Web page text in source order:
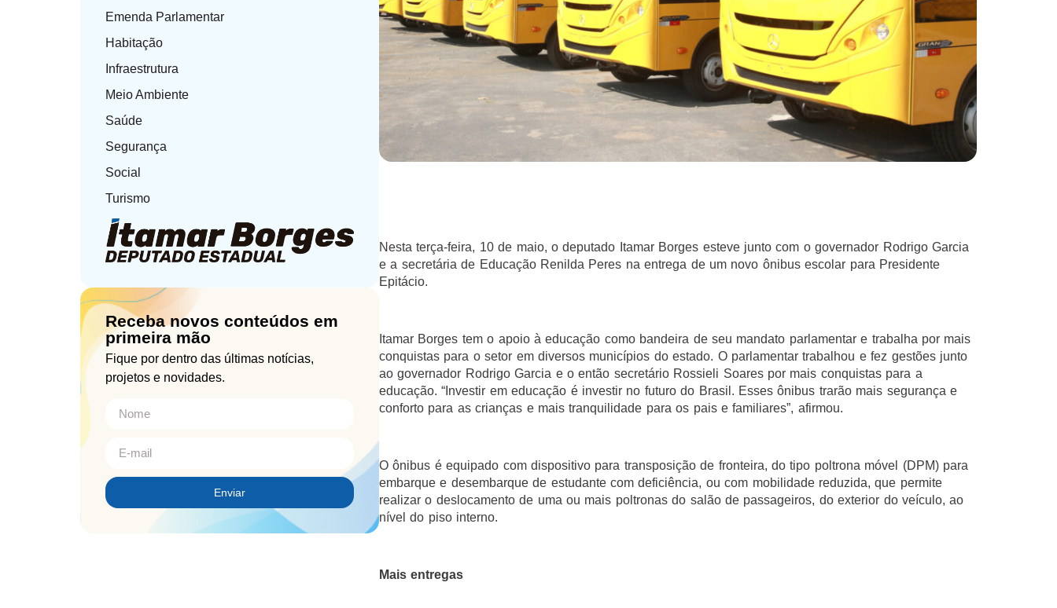
Emenda Parlamentar
Habitação
Infraestrutura
Meio Ambiente
Saúde
Segurança
Social
Turismo
Receba novos conteúdos em
primeira mão
Fique por dentro das últimas notícias,
projetos e novidades.
Enviar
Nesta terça-feira, 10 de maio, o deputado Itamar Borges esteve junto com o governador Rodrigo Garcia
e a secretária de Educação Renilda Peres na entrega de um novo ônibus escolar para Presidente
Epitácio.
Itamar Borges tem o apoio à educação como bandeira de seu mandato parlamentar e trabalha por mais
conquistas para o setor em diversos municípios do estado. O parlamentar trabalhou e fez gestões junto
ao governador Rodrigo Garcia e o então secretário Rossieli Soares por mais conquistas para a
educação. “Investir em educação é investir no futuro do Brasil. Esses ônibus trarão mais segurança e
conforto para as crianças e mais tranquilidade para os pais e familiares”, afirmou.
O ônibus é equipado com dispositivo para transposição de fronteira, do tipo poltrona móvel (DPM) para
embarque e desembarque de estudante com deficiência, ou com mobilidade reduzida, que permite
realizar o deslocamento de uma ou mais poltronas do salão de passageiros, do exterior do veículo, ao
nível do piso interno.
Mais entregas